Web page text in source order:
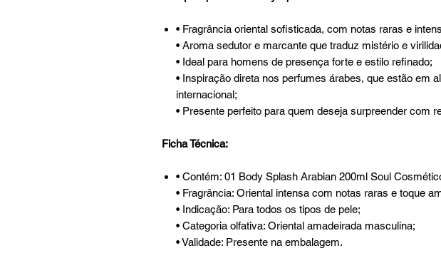
• Fragrância oriental sofisticada, com notas raras e
• Aroma sedutor e marcante que traduz mistério e
• Ideal para homens de presença forte e estilo refinado;
• Inspiração direta nos perfumes árabes, que estão em
internacional;
• Presente perfeito para quem deseja surpreender com
Ficha Técnica:
• Contém: 01 Body Splash Arabian 200ml Soul
• Fragrância: Oriental intensa com notas raras e toque
• Indicação: Para todos os tipos de pele;
• Categoria olfativa: Oriental amadeirada masculina;
• Validade: Presente na embalagem.